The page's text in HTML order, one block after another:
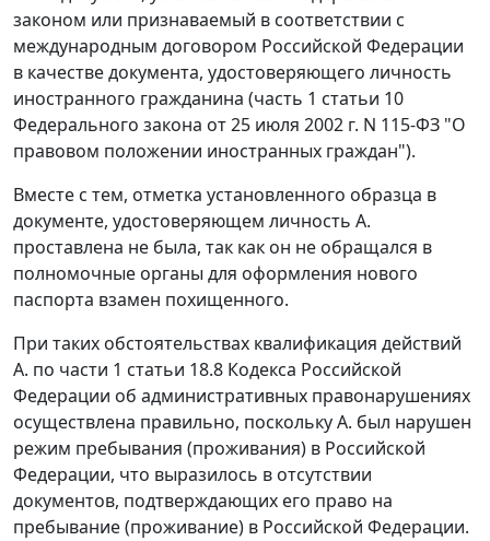
законом или признаваемый в соответствии с
международным договором Российской Федерации
в качестве документа, удостоверяющего личность
иностранного гражданина (часть 1 статьи 10
Федерального закона от 25 июля 2002 г. N 115-ФЗ "О
правовом положении иностранных граждан").
Вместе с тем, отметка установленного образца в
документе, удостоверяющем личность А.
проставлена не была, так как он не обращался в
полномочные органы для оформления нового
паспорта взамен похищенного.
При таких обстоятельствах квалификация действий
А. по части 1 статьи 18.8 Кодекса Российской
Федерации об административных правонарушениях
осуществлена правильно, поскольку А. был нарушен
режим пребывания (проживания) в Российской
Федерации, что выразилось в отсутствии
документов, подтверждающих его право на
пребывание (проживание) в Российской Федерации.